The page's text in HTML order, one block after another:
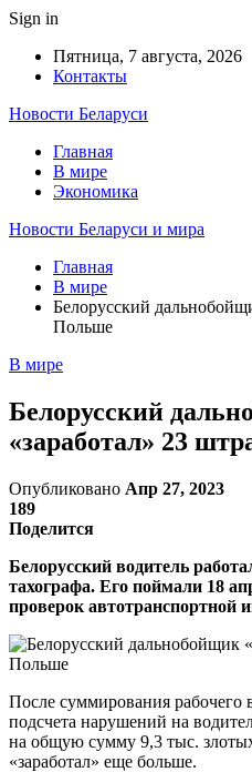
Sign in
Пятница, 7 августа, 2026
Контакты
Новости Беларуси
Главная
В мире
Экономика
Новости Беларуси и мира
Главная
В мире
Белорусский
Польше
В мире
Белорусский
«заработал» 23
Опубликовано Апр 27, 2023
189
Поделится
Белорусский водитель
тахографа. Его поймали 18
проверок автотранспортной
После суммирования рабочего
подсчета нарушений на
на общую сумму 9,3 тыс.
«заработал» еще больше.